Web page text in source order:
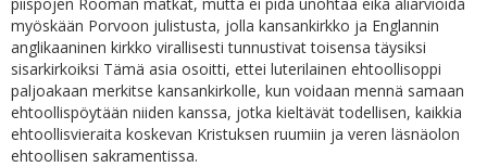
myöskään Porvoon julistusta, jolla kansankirkko ja Englannin
anglikaaninen kirkko virallisesti tunnustivat toisensa täysiksi
sisarkirkoiksi Tämä asia osoitti, ettei luterilainen ehtoollisoppi
paljoakaan merkitse kansankirkolle, kun voidaan mennä samaan
ehtoollispöytään niiden kanssa, jotka kieltävät todellisen, kaikkia
ehtoollisvieraita koskevan Kristuksen ruumiin ja veren läsnäolon
ehtoollisen sakramentissa.